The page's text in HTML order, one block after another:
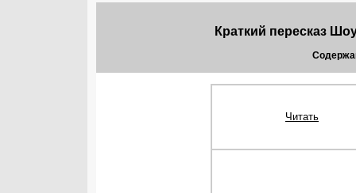
Краткий пересказ
Читать